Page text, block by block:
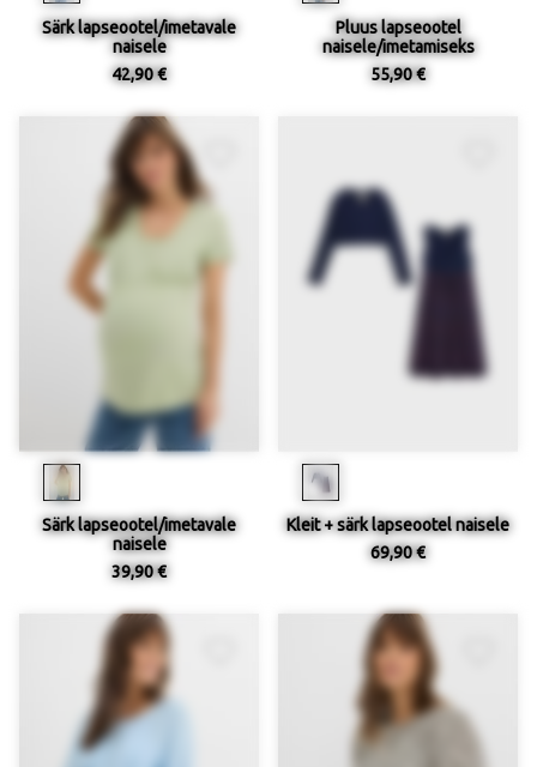
Särk lapseootel/imetavale
naisele
42,90 €
Pluus lapseootel
naisele/imetamiseks
55,90 €
Särk lapseootel/imetavale
naisele
39,90 €
Kleit + särk lapseootel naisele
69,90 €